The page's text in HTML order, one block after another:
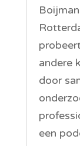
andere
door
een